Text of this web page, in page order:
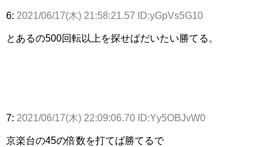
6: 2021/06/17(木) 21:58:21.57 ID:yGpVs5G10
とあるの500回転以上を探せばだいたい勝てる。
7: 2021/06/17(木) 22:09:06.70 ID:Yy5OBJvW0
京楽台の45の倍数を打てば勝てるで